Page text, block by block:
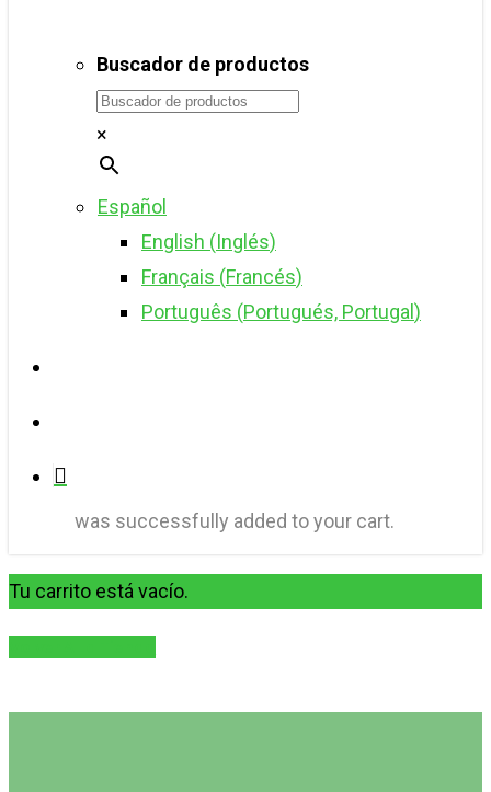
Buscador de productos
×
Español
English (Inglés)
Français (Francés)
Português (Portugués, Portugal )
was successfully added to your cart.
Tu carrito está vacío.